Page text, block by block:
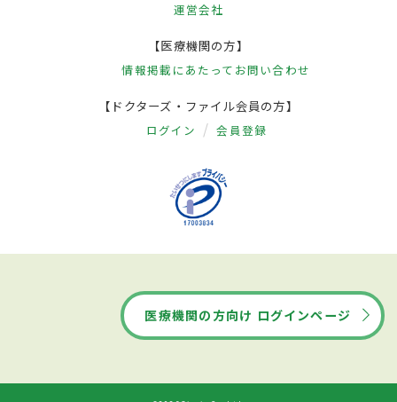
運営会社
【医療機関の方】
情報掲載にあたって お問い合わせ
【ドクターズ・ファイル会員の方】
ログイン 会員登録
医療機関の方向け ログインページ